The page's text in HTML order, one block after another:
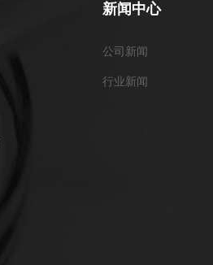
新闻中心
公司新闻
行业新闻